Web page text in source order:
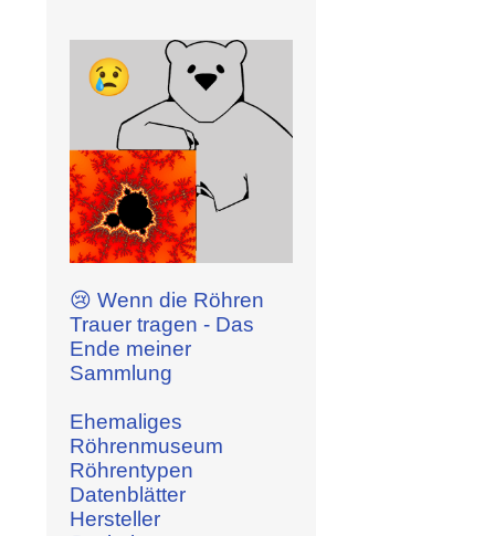
😢 Wenn die Röhren
Trauer tragen - Das
Ende meiner
Sammlung
Ehemaliges
Röhrenmuseum
Röhrentypen
Datenblätter
Hersteller